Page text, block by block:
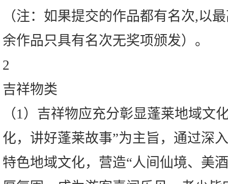
（注：如果提交的作品都有名次,以
余作品只具有名次无奖项颁发）。
2
吉祥物类
（1）吉祥物应充分彰显蓬莱地域文
化，讲好蓬莱故事”为主旨，通过深
特色地域文化，营造“人间仙境、美